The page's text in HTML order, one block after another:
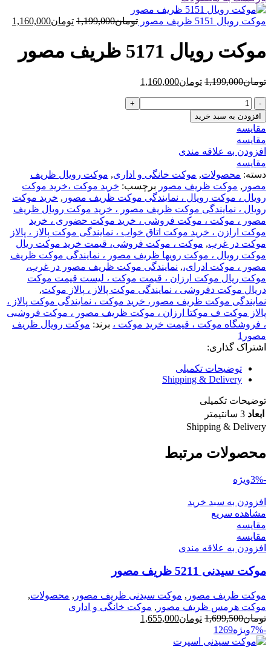
بود.
موکت رویال 5151 ظریف مصور تومان1,199,000 قیمت
بود.
تومان1,160,000
موکت رویال 5171 ظریف مصور
تومان1,199,000 قیمت
بود.
تومان1,160,000
موکت
رویال
5171
ظریف
مصور
عدد
افزودن به سبد خرید
مقایسه
مقایسه
افزودن به علاقه مندی
مقایسه
دسته: محصولات, موکت خانگی و اداری, موکت رویال ظریف
مصور , موکت ظریف مصور برچسب: خرید موکت ،خرید موکت
رویال ، موکت رویال ، نمایندگی موکت ظریف مصور , خرید موکت
رویال ، نمایندگی موکت ظریف مصور ، خرید موکت رویال ظریف
مصور ، موکت ، موکت فروشی ، خرید موکت حضوری ، خرید
موکت ارازن ، خرید موکت اتاق خواب ، نمایندگی موکت پالاز ، پالاز
موکت در غرب, موکت ، موکت فروشی، قیمت خرید موکت ريال
موکت رویال ، موکت رویها ظریف مصور ، نمایندگی موکت ظریف
مصور ، موکت ادرای،, نمایندگی موکت ظریف مصور در غرب،
موکت ريال موکت ارزان ، قیمت موکت ، لیست قیمت موکت
دريال موکت دفروشی ، نمایندگی موکت پالاز ، پالاز موکت,
نمایندگی موکت ظریف مصور، خرید موکت ، نمایندگی موکت پالاز ،
پالاز موکت ف موکتا ارزان ، موکت ظریف مصور ، موکت فروشبی
، فروشگاه موکت ، قیمت خرید موکت ، برند: موکت رویال ظریف
مصور1
اشتراک گذاری:
توضیحات تکمیلی
Shipping & Delivery
توضیحات تکمیلی
ابعاد 3 سانتیمتر
Shipping & Delivery
محصولات مرتبط
-3% ویژه
افزودن به سبد خرید
مشاهده سریع
مقایسه
مقایسه
افزودن به علاقه مندی
موکت سیدنی 5211 ظریف مصور
موکت ظریف مصور , موکت سیدنی ظریف مصور , محصولات,
موکت هرمس ظریف مصور , موکت خانگی و اداری
تومان1,699,500 قیمت
تومان1,699,500
تومان1,655,000
-7% ویژه 1269